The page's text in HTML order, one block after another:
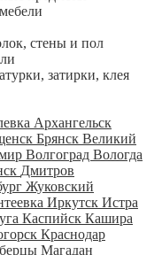
стены и пол
затирки, клея
Архангельск
Брянск Великий
Волгоград Вологда
Дмитров
Жуковский
Иркутск Истра
Каспийск Кашира
Краснодар
Магадан